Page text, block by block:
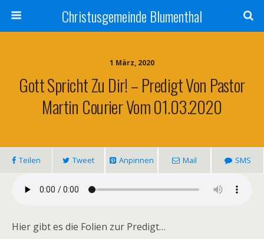
Christusgemeinde Blumenthal
1 März, 2020
Gott Spricht Zu Dir! – Predigt Von Pastor
Martin Courier Vom 01.03.2020
Teilen Tweet Anpinnen Mail SMS
Hier gibt es die Folien zur Predigt…